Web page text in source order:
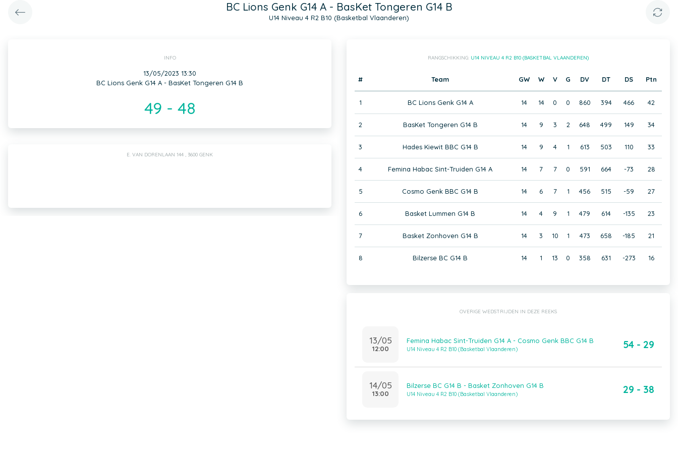
BC Lions Genk G14 A - BasKet Tongeren G14 B
U14 Niveau 4 R2 B10 (Basketbal Vlaanderen)
INFO
13/05/2023 13:30
BC Lions Genk G14 A - BasKet Tongeren G14 B
49 - 48
E. VAN DORENLAAN 144 , 3600 GENK
RANGSCHIKKING: U14 NIVEAU 4 R2 B10 (BASKETBAL VLAANDEREN)
# Team GW W V G DV DT DS Ptn
1 BC Lions Genk G14 A 14 14 0 0 860 394 466 42
2 BasKet Tongeren G14 B 14 9 3 2 648 499 149 34
3 Hades Kiewit BBC G14 B 14 9 4 1 613 503 110 33
4 Femina Habac Sint-Truiden G14 A 14 7 7 0 591 664 -73 28
5 Cosmo Genk BBC G14 B 14 6 7 1 456 515 -59 27
6 Basket Lummen G14 B 14 4 9 1 479 614 -135 23
7 Basket Zonhoven G14 B 14 3 10 1 473 658 -185 21
8 Bilzerse BC G14 B 14 1 13 0 358 631 -273 16
OVERIGE WEDSTRIJDEN IN DEZE REEKS
13/05
12:00
Femina Habac Sint-Truiden G14 A - Cosmo Genk BBC G14 B
U14 Niveau 4 R2 B10 (Basketbal Vlaanderen) 54 - 29
14/05
13:00
Bilzerse BC G14 B - Basket Zonhoven G14 B
U14 Niveau 4 R2 B10 (Basketbal Vlaanderen) 29 - 38